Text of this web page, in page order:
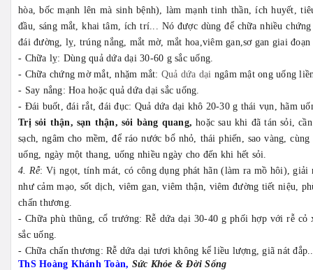
hòa, bốc mạnh lên mà sinh bệnh), làm mạnh tinh thần, ích huyết,
đầu, sáng mắt, khai tâm, ích trí... Nó được dùng để chữa nhiều
đái đường, lỵ, trúng nắng, mắt mờ, mắt hoa,viêm gan,sơ gan giai đoạn
- Chữa lỵ: Dùng quả dứa dại 30-60 g sắc uống.
- Chữa chứng mờ mắt, nhặm mắt: Quả dứa dại ngâm mật ong uống
- Say nắng: Hoa hoặc quả dứa dại sắc uống.
- Đái buốt, đái rắt, đái đục: Quả dứa dại khô 20-30 g thái vụn, hãm
Trị sỏi thận, sạn thận, sỏi bàng quang, hoặc sau khi đã tán sỏi,
sạch, ngâm cho mềm, để ráo nước bổ nhỏ, thái phiến, sao vàng,
uống, ngày một thang, uống nhiều ngày cho đến khi hết sỏi.
4. Rễ: Vị ngọt, tính mát, có công dụng phát hãn (làm ra mồ hôi), giải
như cảm mạo, sốt dịch, viêm gan, viêm thận, viêm đường tiết niệu,
chấn thương.
- Chữa phù thũng, cổ trướng: Rễ dứa dại 30-40 g phối hợp với rễ
sắc uống.
- Chữa chấn thương: Rễ dứa dại tươi không kể liều lượng, giã nát
ThS Hoàng Khánh Toàn, Sức Khỏe & Đời Sống